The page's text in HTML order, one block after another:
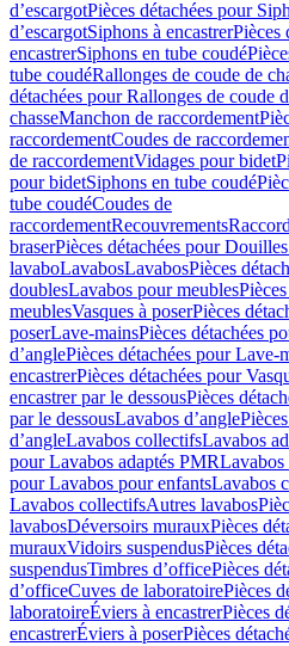
d’escargotPièces détachées pour
d’escargotSiphons à encastrerPièces
encastrerSiphons en tube coudé
tube coudéRallonges de coude de
détachées pour Rallonges de coude
chasseManchon de raccordement
raccordementCoudes de
de raccordementVidages pour bidet
pour bidetSiphons en tube coudé
tube coudéCoudes de
raccordementRecouvrements
braserPièces détachées pour
lavaboLavabosLavabosPièces
doublesLavabos pour meubles
meublesVasques à poserPièces
poserLave-mainsPièces détachées
d’anglePièces détachées pour Lave-
encastrerPièces détachées pour
encastrer par le dessousPièces
par le dessousLavabos d’angle
d’angleLavabos collectifsLavabos
pour Lavabos adaptés PMRLavabos
pour Lavabos pour enfantsLavabos
Lavabos collectifsAutres lavabos
lavabosDéversoirs murauxPièces
murauxVidoirs suspendusPièces
suspendusTimbres dʼofficePièces
dʼofficeCuves de laboratoirePièces
laboratoireÉviers à encastrerPièces
encastrerÉviers à poserPièces